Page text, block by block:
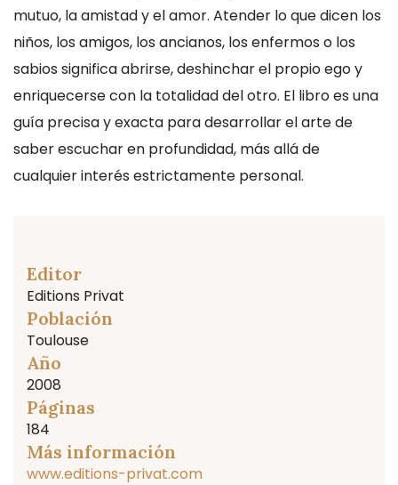
mutuo, la amistad y el amor. Atender lo que dicen los
niños, los amigos, los ancianos, los enfermos o los
sabios significa abrirse, deshinchar el propio ego y
enriquecerse con la totalidad del otro. El libro es una
guía precisa y exacta para desarrollar el arte de
saber escuchar en profundidad, más allá de
cualquier interés estrictamente personal.
Editor
Editions Privat
Población
Toulouse
Año
2008
Páginas
184
Más información
www.editions-privat.com